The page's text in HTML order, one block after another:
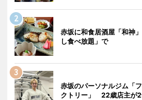
赤坂に和食居酒屋「和神
し食べ放題」で
赤坂のパーソナルジム「
クトリー」 22歳店主が